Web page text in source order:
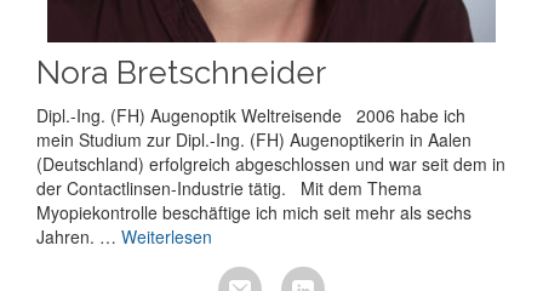
Nora Bretschneider
Dipl.-Ing. (FH) Augenoptik Weltreisende 2006 habe ich
mein Studium zur Dipl.-Ing. (FH) Augenoptikerin in Aalen
(Deutschland) erfolgreich abgeschlossen und war seit dem in
der Contactlinsen-Industrie tätig. Mit dem Thema
Myopiekontrolle beschäftige ich mich seit mehr als sechs
Jahren. … Weiterlesen